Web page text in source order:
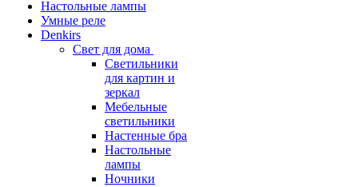
Настольные лампы
Умные реле
Denkirs
Свет для дома
Светильники
для картин и
зеркал
Мебельные
светильники
Настенные бра
Настольные
лампы
Ночники